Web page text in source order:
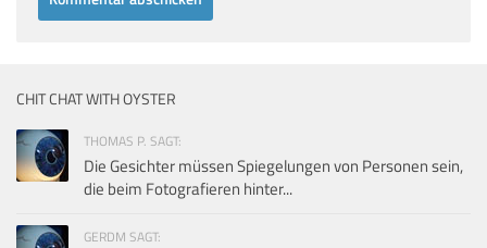
CHIT CHAT WITH OYSTER
THOMAS P. SAGT:
Die Gesichter müssen Spiegelungen von Personen sein,
die beim Fotografieren hinter...
GERDM SAGT: